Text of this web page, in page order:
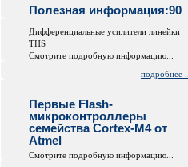
Полезная информация:90
Дифференциальные усилители линейки
THS
Смотрите подробную информацию...
подробнее ...
Первые Flash-
микроконтроллеры
семейства Cortex-M4 от
Atmel
Смотрите подробную информацию...